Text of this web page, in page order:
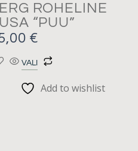
ROHELINE
“PUU”
€
VALI
Add to wishlist